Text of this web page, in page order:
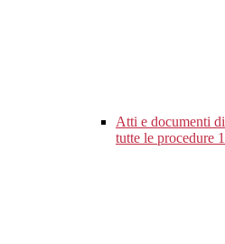
Atti e documenti
tutte le procedure